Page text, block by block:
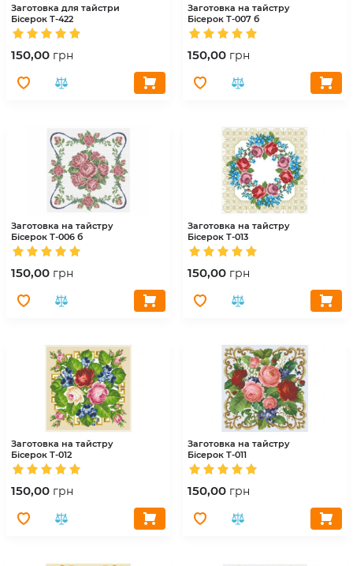
Заготовка для тайстри
Бісерок Т-422
150,00 грн
Заготовка на тайстру
Бісерок Т-007 б
150,00 грн
Заготовка на тайстру
Бісерок Т-006 б
150,00 грн
Заготовка на тайстру
Бісерок Т-013
150,00 грн
Заготовка на тайстру
Бісерок Т-012
150,00 грн
Заготовка на тайстру
Бісерок Т-011
150,00 грн